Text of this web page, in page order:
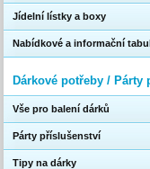
Jídelní lístky a boxy
Nabídkové a informační
Dárkové potřeby / Párty
Vše pro balení dárků
Párty příslušenství
Tipy na dárky